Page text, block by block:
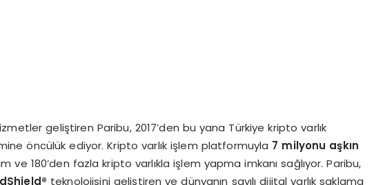
geliştiren Paribu, 2017’den bu yana Türkiye kripto varlık
öncülük ediyor. Kripto varlık işlem platformuyla 7 milyonu aşkın
ve 180’den fazla kripto varlıkla işlem yapma imkanı sağlıyor. Paribu,
® teknolojisini geliştiren ve dünyanın sayılı dijital varlık saklama